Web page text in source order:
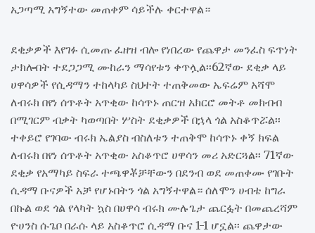
አጋጣሚ አግኝተው መጠቀም ሳይችሉ ቀርተዋል።
ደቂቃዎች እየገፉ ሲመጡ ፈዘዝ ብሎ የነበረው የጨዋታ መንፈስ ፍጥነት
ታክሎበት ተደጋጋሚ ሙከራን ማሳየቱን ቀጥሏል፡፡62ኛው ደቂቃ ላይ
ሀዋሳዎች የሲዳማን ተከላካይ ስህተት ተጠቅመው ኤፍሬም አሻሞ
ለብሩክ በየነ ሰጥቶት አጥቂው ከሳጥኑ ጠርዝ አክርሮ መትቶ መክብብ
በሚገርም ብቃት ካወጣበት ሦስት ደቂቃዎች በኋላ ጎል አስቆጥሯል፡፡
ተቀይሮ የገባው ብሩክ ኤልያስ ብስለቱን ተጠቅሞ ከሳጥኑ ቀኝ ክፍል
ለብሩክ በየነ ሰጥቶት አጥቂው አስቆጥሮ ሀዋሳን መሪ አድርጓል፡፡ 71ኛው
ደቂቃ የአማካይ ስፍራ ተጫዋቾቻቸውን በደንብ ወደ መጠቀሙ የገቡት
ሲዳማ ቡናዎች አቻ የሆኑበትን ጎል አግኝተዋል። ሰለሞን ሀብቴ ከግራ
በኩል ወደ ጎል የላካት ኳስ በሀዋሳ ብሩክ ሙሉጌታ ጨርፏት በመጨረሻም
ዮሀንስ ሱጌቦ በራሱ ላይ አስቆጥሮ ሲዳማ ቡና 1-1 ሆኗል፡፡ ጨዋታው